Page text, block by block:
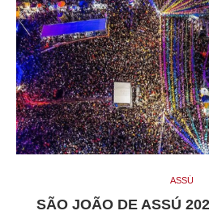
ASSÚ
SÃO JOÃO DE ASSÚ